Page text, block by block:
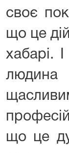
своє
що це
хабарі.
людина
що це